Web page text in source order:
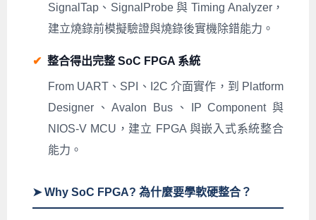
SignalTap、SignalProbe 與 Timing Analyzer，
建立燒錄前模擬驗證與燒錄後實機除錯能力。
✔ 整合得出完整 SoC FPGA 系統
From UART、SPI、I2C 介面實作，到 Platform
Designer、Avalon Bus、IP Component 與
NIOS-V MCU，建立 FPGA 與嵌入式系統整合
能力。
➤ Why SoC FPGA? 為什麼要學軟硬整合？